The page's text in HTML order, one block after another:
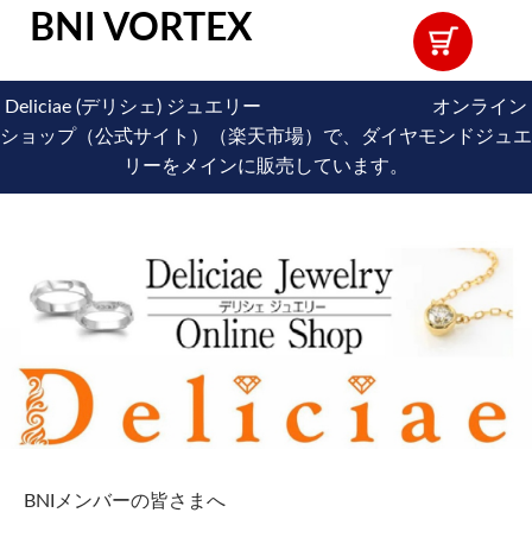
BNI VORTEX
Deliciae (デリシェ) ジュエリー オンライン
ショップ（公式サイト）（楽天市場）で、ダイヤモンドジュエ
リーをメインに販売しています。
BNIメンバーの皆さまへ